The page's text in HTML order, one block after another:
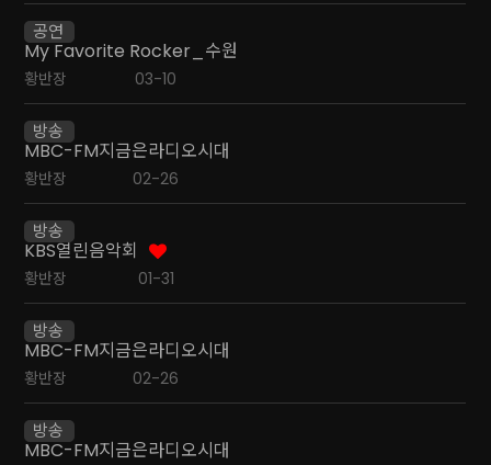
공연
My Favorite Rocker_수원
황반장 03-10
방송
MBC-FM지금은라디오시대
황반장 02-26
방송
KBS열린음악회
황반장 01-31
방송
MBC-FM지금은라디오시대
황반장 02-26
방송
MBC-FM지금은라디오시대